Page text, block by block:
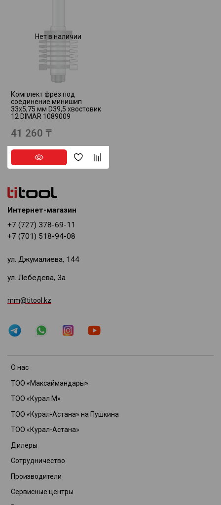
Нет в наличии
Комплект фрез под
соединение минишип
33x5,75 мм D39,5 хвостовик
12 DIMAR 1089009
41 260 ₸
О нас
ТОО «Максаймандары»
ТОО «Курал М»
ТОО «Курал-Астана» на Пушкина
ТОО «Курал-Астана»
Дилеры
Сотрудничество
Производители
Сервисные центры
Интернет-магазин
+7 (727) 378-69-11
+7 (701) 518-94-08
ул. Джумалиева, 144
ул. Лебедева, 3а
mm@titool.kz